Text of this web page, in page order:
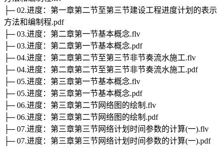
├─ 02.进度：第一章第二节至第三节建设工程进度计划的表示
方法和编制程.pdf
├─ 03.进度：第二章第一节基本概念.flv
├─ 03.进度：第二章第一节基本概念.pdf
├─ 04.进度：第二章第二节至第三节非节奏流水施工.flv
├─ 04.进度：第二章第二节至第三节非节奏流水施工.pdf
├─ 05.进度：第三章第一节基本概念.flv
├─ 05.进度：第三章第一节基本概念.pdf
├─ 06.进度：第三章第二节网络图的绘制.flv
├─ 06.进度：第三章第二节网络图的绘制.pdf
├─ 07.进度：第三章第三节网络计划时间参数的计算(一).flv
├─ 07.进度：第三章第三节网络计划时间参数的计算(一).pdf